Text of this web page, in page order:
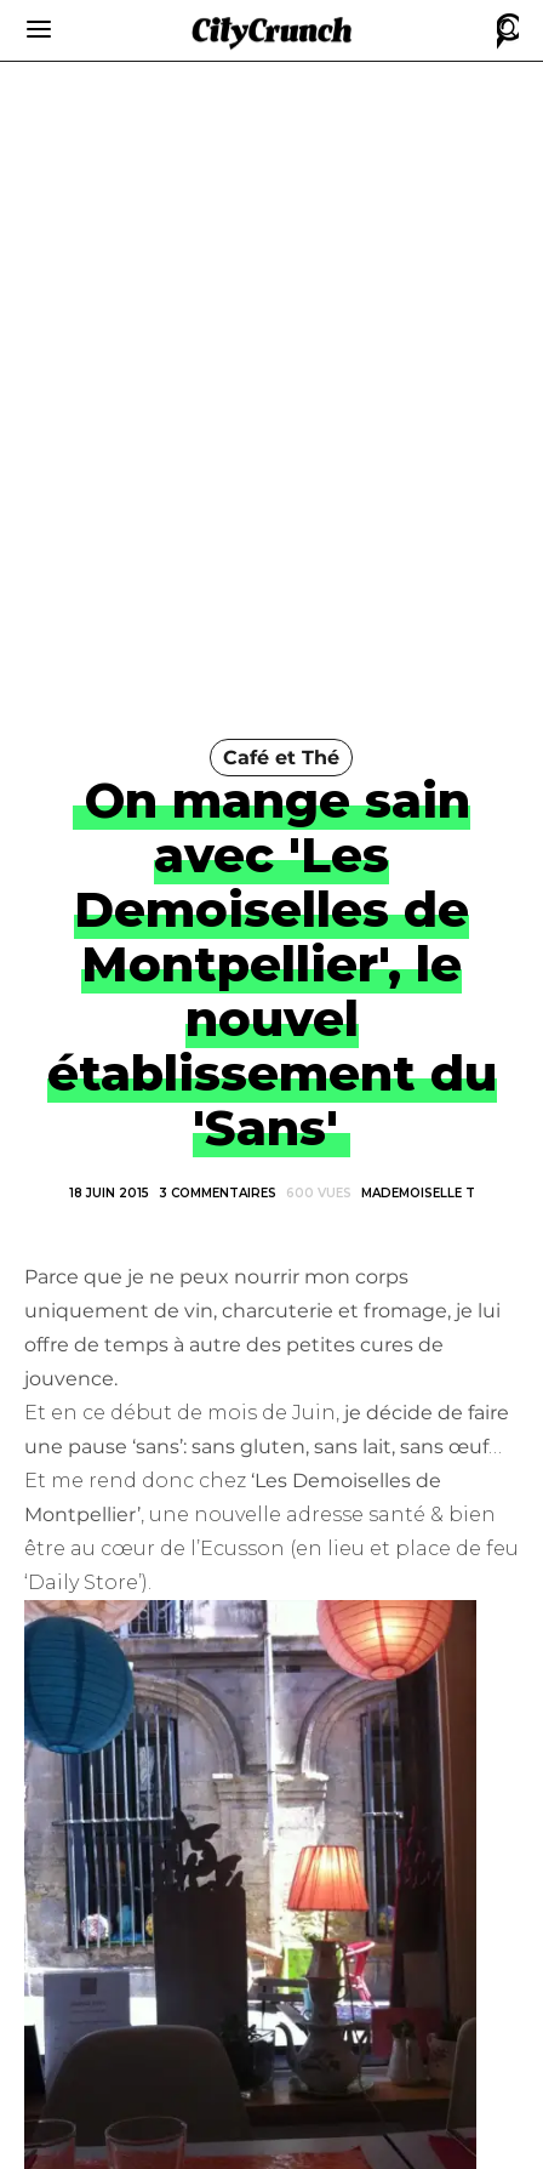
Café et Thé
On mange sain
avec 'Les
Demoiselles de
Montpellier', le
nouvel
établissement du
'Sans'
18 JUIN 2015 3 COMMENTAIRES 600 VUES MADEMOISELLE T
Parce que je ne peux nourrir mon corps
uniquement de vin, charcuterie et fromage, je lui
offre de temps à autre des petites cures de
jouvence.
Et en ce début de mois de Juin, je décide de faire
une pause ‘sans’: sans gluten, sans lait, sans œuf…
Et me rend donc chez ‘Les Demoiselles de
Montpellier’, une nouvelle adresse santé & bien
être au cœur de l’Ecusson (en lieu et place de feu
‘Daily Store’).